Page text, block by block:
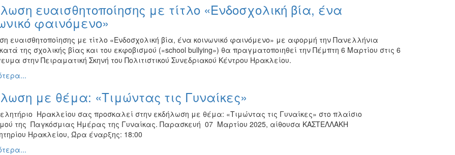
ευαισθητοποίησης με τίτλο «Ενδοσχολική βία, ένα
φαινόμενο»
ευαισθητοποίησης με τίτλο «Ενδοσχολική βία, ένα κοινωνικό φαινόμενο» με αφορμή την Πανελλήνια
της σχολικής βίας και του εκφοβισμού («school bullying») θα πραγματοποιηθεί την Πέμπτη 6 Μαρτίου στις 6
στην Πειραματική Σκηνή του Πολιτιστικού Συνεδριακού Κέντρου Ηρακλείου.
με θέμα: «Τιμώντας τις Γυναίκες»
Ηρακλείου σας προσκαλεί στην εκδήλωση με θέμα: «Τιμώντας τις Γυναίκες» στο πλαίσιο
της Παγκόσμιας Ημέρας της Γυναίκας. Παρασκευή 07 Μαρτίου 2025, αίθουσα ΚΑΣΤΕΛΛΑΚΗ
Ηρακλείου, Ώρα έναρξης: 18:00